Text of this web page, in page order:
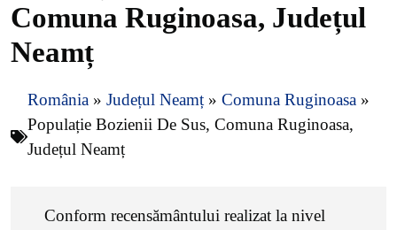
Comuna Ruginoasa, Județul
Neamț
România » Județul Neamț » Comuna Ruginoasa »
Populație Bozienii De Sus, Comuna Ruginoasa,
Județul Neamț
Conform recensământului realizat la nivel